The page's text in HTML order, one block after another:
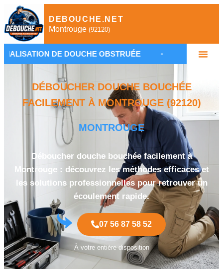
DEBOUCHE.NET
Montrouge (92120)
DE DOUCHE OBSTRUÉE • DÉBOUCHAGE
DÉBOUCHER DOUCHE BOUCHÉE
FACILEMENT À MONTROUGE (92120)
MONTROUGE
Déboucher douche bouchée facilement à
Montrouge : découvrez les méthodes efficaces et
les solutions professionnelles pour retrouver un
écoulement rapide.
07 56 87 58 52
À votre entière disposition